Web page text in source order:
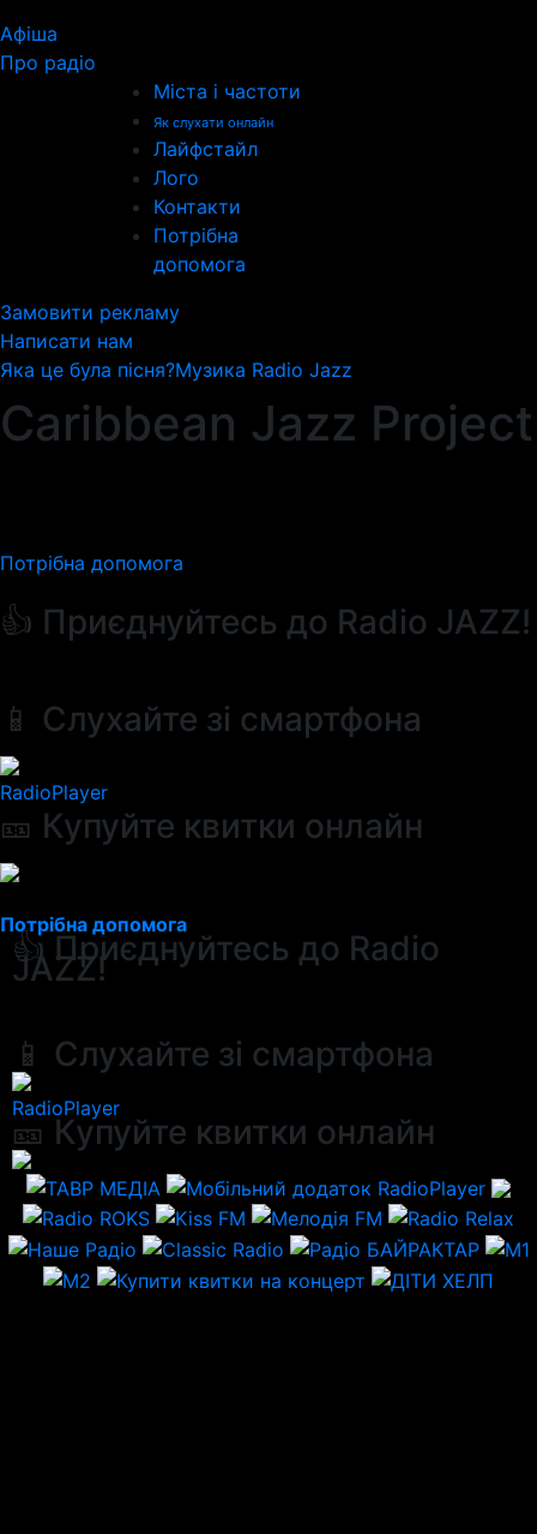
Афіша
Про радіо
Міста і частоти
Як слухати онлайн
Лайфстайл
Лого
Контакти
Потрібна
допомога
Замовити рекламу
Написати нам
Яка це була пісня?Музика Radio Jazz
Caribbean Jazz Project
Потрібна допомога
👍 Приєднуйтесь до Radio JAZZ!
📱 Слухайте зі смартфона
RadioPlayer
🎫 Купуйте квитки онлайн
Потрібна допомога
👍 Приєднуйтесь до Radio
JAZZ!
📱 Слухайте зі смартфона
RadioPlayer
🎫 Купуйте квитки онлайн